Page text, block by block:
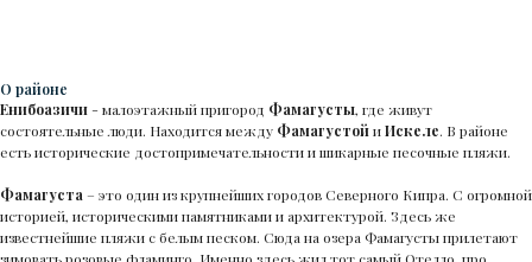
О районе
Енибоазичи- малоэтажный пригород Фамагусты, где живут
состоятельные люди. Находится между ФамагустойиИскеле. В районе
есть исторические достопримечательности и шикарные песочные пляжи.
Фамагуста– это один из крупнейших городов Северного Кипра. С огромной
историей, историческими памятниками и архитектурой. Здесь же
известнейшие пляжи с белым песком. Сюда на озера Фамагусты прилетают